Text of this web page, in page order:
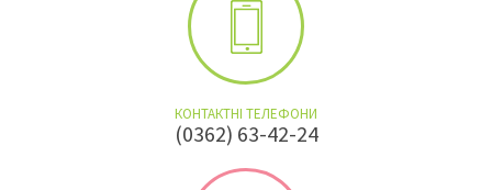
КОНТАКТНІ ТЕЛЕФОНИ
(0362) 63-42-24